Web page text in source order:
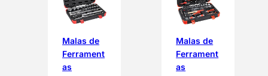
Malas de
Ferrament
as
Malas de
Ferrament
as